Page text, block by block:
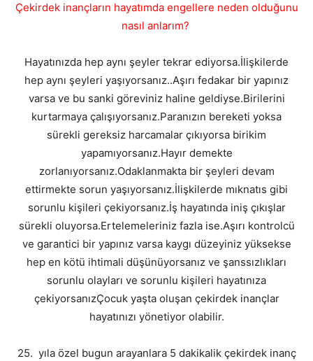
Çekirdek inançların hayatımda engellere neden olduğunu
nasıl anlarım?
Hayatınızda hep aynı şeyler tekrar ediyorsa.İlişkilerde
hep aynı şeyleri yaşıyorsanız..Aşırı fedakar bir yapınız
varsa ve bu sanki göreviniz haline geldiyse.Birilerini
kurtarmaya çalışıyorsanız.Paranızın bereketi yoksa
sürekli gereksiz harcamalar çıkıyorsa birikim
yapamıyorsanız.Hayır demekte
zorlanıyorsanız.Odaklanmakta bir şeyleri devam
ettirmekte sorun yaşıyorsanız.İlişkilerde mıknatıs gibi
sorunlu kişileri çekiyorsanız.İş hayatında iniş çıkışlar
sürekli oluyorsa.Ertelemeleriniz fazla ise.Aşırı kontrolcü
ve garantici bir yapınız varsa kaygı düzeyiniz yüksekse
hep en kötü ihtimali düşünüyorsanız ve şanssızlıkları
sorunlu olayları ve sorunlu kişileri hayatınıza
çekiyorsanızÇocuk yaşta oluşan çekirdek inançlar
hayatınızı yönetiyor olabilir.
25. yıla özel bugun arayanlara 5 dakikalik çekirdek inanç